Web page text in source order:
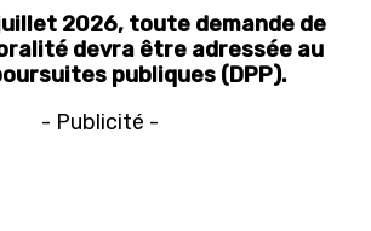
2026, toute demande de
devra être adressée au
publiques (DPP).
- Publicité -